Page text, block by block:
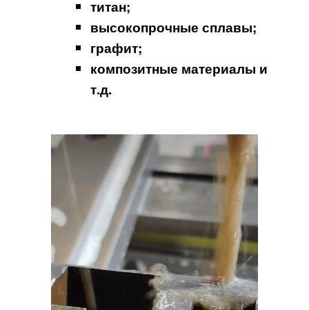
титан;
высокопрочные сплавы;
графит;
композитные материалы и
т.д.